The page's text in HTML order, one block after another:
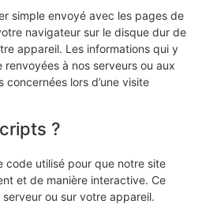
simple envoyé avec les pages de
navigateur sur le disque dur de
appareil. Les informations qui y
à nos serveurs ou aux
lors d’une visite
?
code utilisé pour que notre site
et de manière interactive. Ce
ou sur votre appareil.